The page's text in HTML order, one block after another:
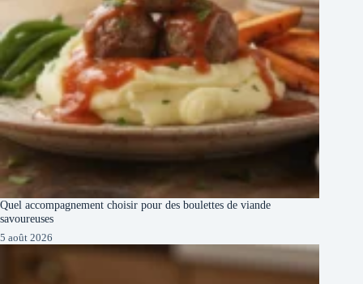
Quel accompagnement choisir pour des boulettes de viande
savoureuses
5 août 2026